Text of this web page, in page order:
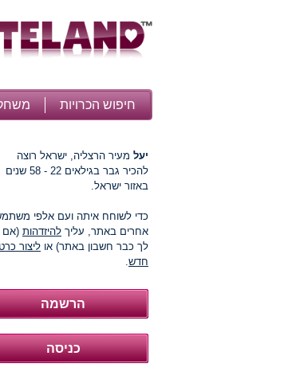
חיפוש הכרויות
יעל מעיר הרצליה, ישראל רוצה
להכיר גבר בגילאים 22 - 58 שנים
באזור ישראל.
כדי לשוחח איתה ועם אלפי
אחרים באתר, עליך להיזדהות (אם
לך כבר חשבון באתר) או ליצור
חדש.